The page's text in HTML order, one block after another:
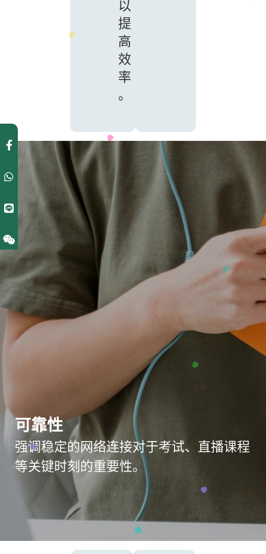
以
提
高
效
率
。
可靠性
强调稳定的网络连接对于考试、直播课程
等关键时刻的重要性。